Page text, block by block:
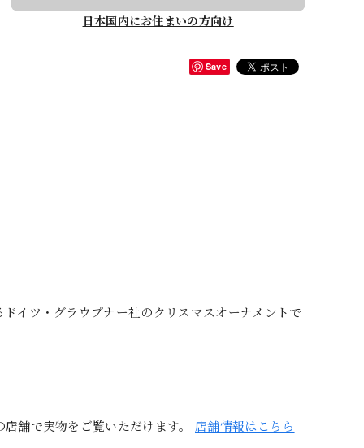
日本国内にお住まいの方向け
Save
イツ・グラウプナー社のクリスマスオーナメントで
舗で実物をご覧いただけます。 店舗情報はこちら